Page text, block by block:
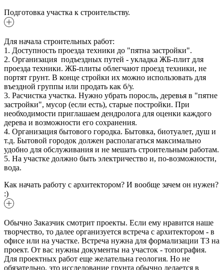
Подготовка участка к строительству.
Для начала строительных работ:
1. Доступность проезда техники до "пятна застройки".
2. Организация подъездных путей - укладка ЖБ-плит для
проезда техники. ЖБ-плиты облегчают проезд техники, не
портят грунт. В конце стройки их можно использовать для
въездной группы или продать как б/у.
3. Расчистка участка. Нужно убрать поросль, деревья в "пятне
застройки", мусор (если есть), старые постройки. При
необходимости приглашаем дендролога для оценки каждого
дерева и возможности его сохранения.
4. Организация бытового городка. Бытовка, биотуалет, душ и
т.д. Бытовой городок должен располагаться максимально
удобно для обслуживания и не мешать строительным работам.
5. На участке должно быть электричество и, по-возможности,
вода.
Как начать работу с архитектором? И вообще зачем он нужен?
:)
Обычно Заказчик смотрит проекты. Если ему нравится наше
творчество, то далее организуется встреча с архитектором - в
офисе или на участке. Встреча нужна для формализации ТЗ на
проект. От вас нужны документы на участок - топография.
Для проектных работ еще желательна геология. Но не
обязательно, это исследование грунта обычно делается в